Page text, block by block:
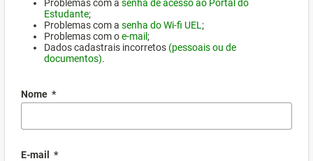
Problemas com a senha de acesso ao Portal do
Estudante;
Problemas com a senha do Wi-fi UEL ;
Problemas com oe-mail;
Dados cadastrais incorretos (pessoais ou de
documentos).
Nome *
E-mail *